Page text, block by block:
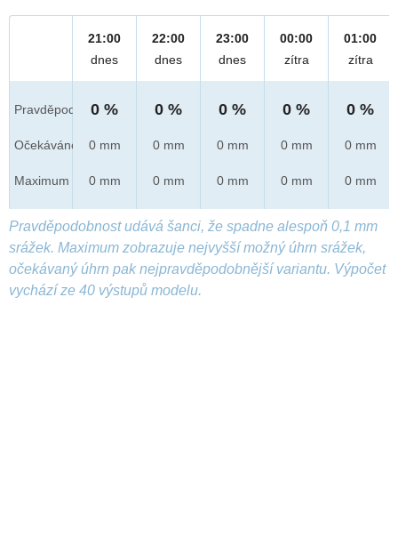
Pravděpod.
Očekáváno
Maximum
21:00
dnes
0 %
0 mm
0 mm
22:00
dnes
0 %
0 mm
0 mm
23:00
dnes
0 %
0 mm
0 mm
00:00
zítra
0 %
0 mm
0 mm
01:00
zítra
0 %
0 mm
0 mm
Pravděpodobnost udává šanci, že spadne alespoň 0,1 mm
srážek. Maximum zobrazuje nejvyšší možný úhrn srážek,
očekávaný úhrn pak nejpravděpodobnější variantu. Výpočet
vychází ze 40 výstupů modelu.